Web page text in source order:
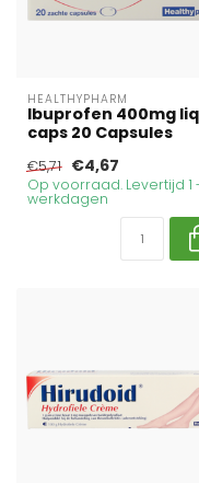
HEALTHYPHARM
Ibuprofen 400mg
caps 20 Capsules
€5,71 €4,67
Op voorraad. Levertijd 1
werkdagen